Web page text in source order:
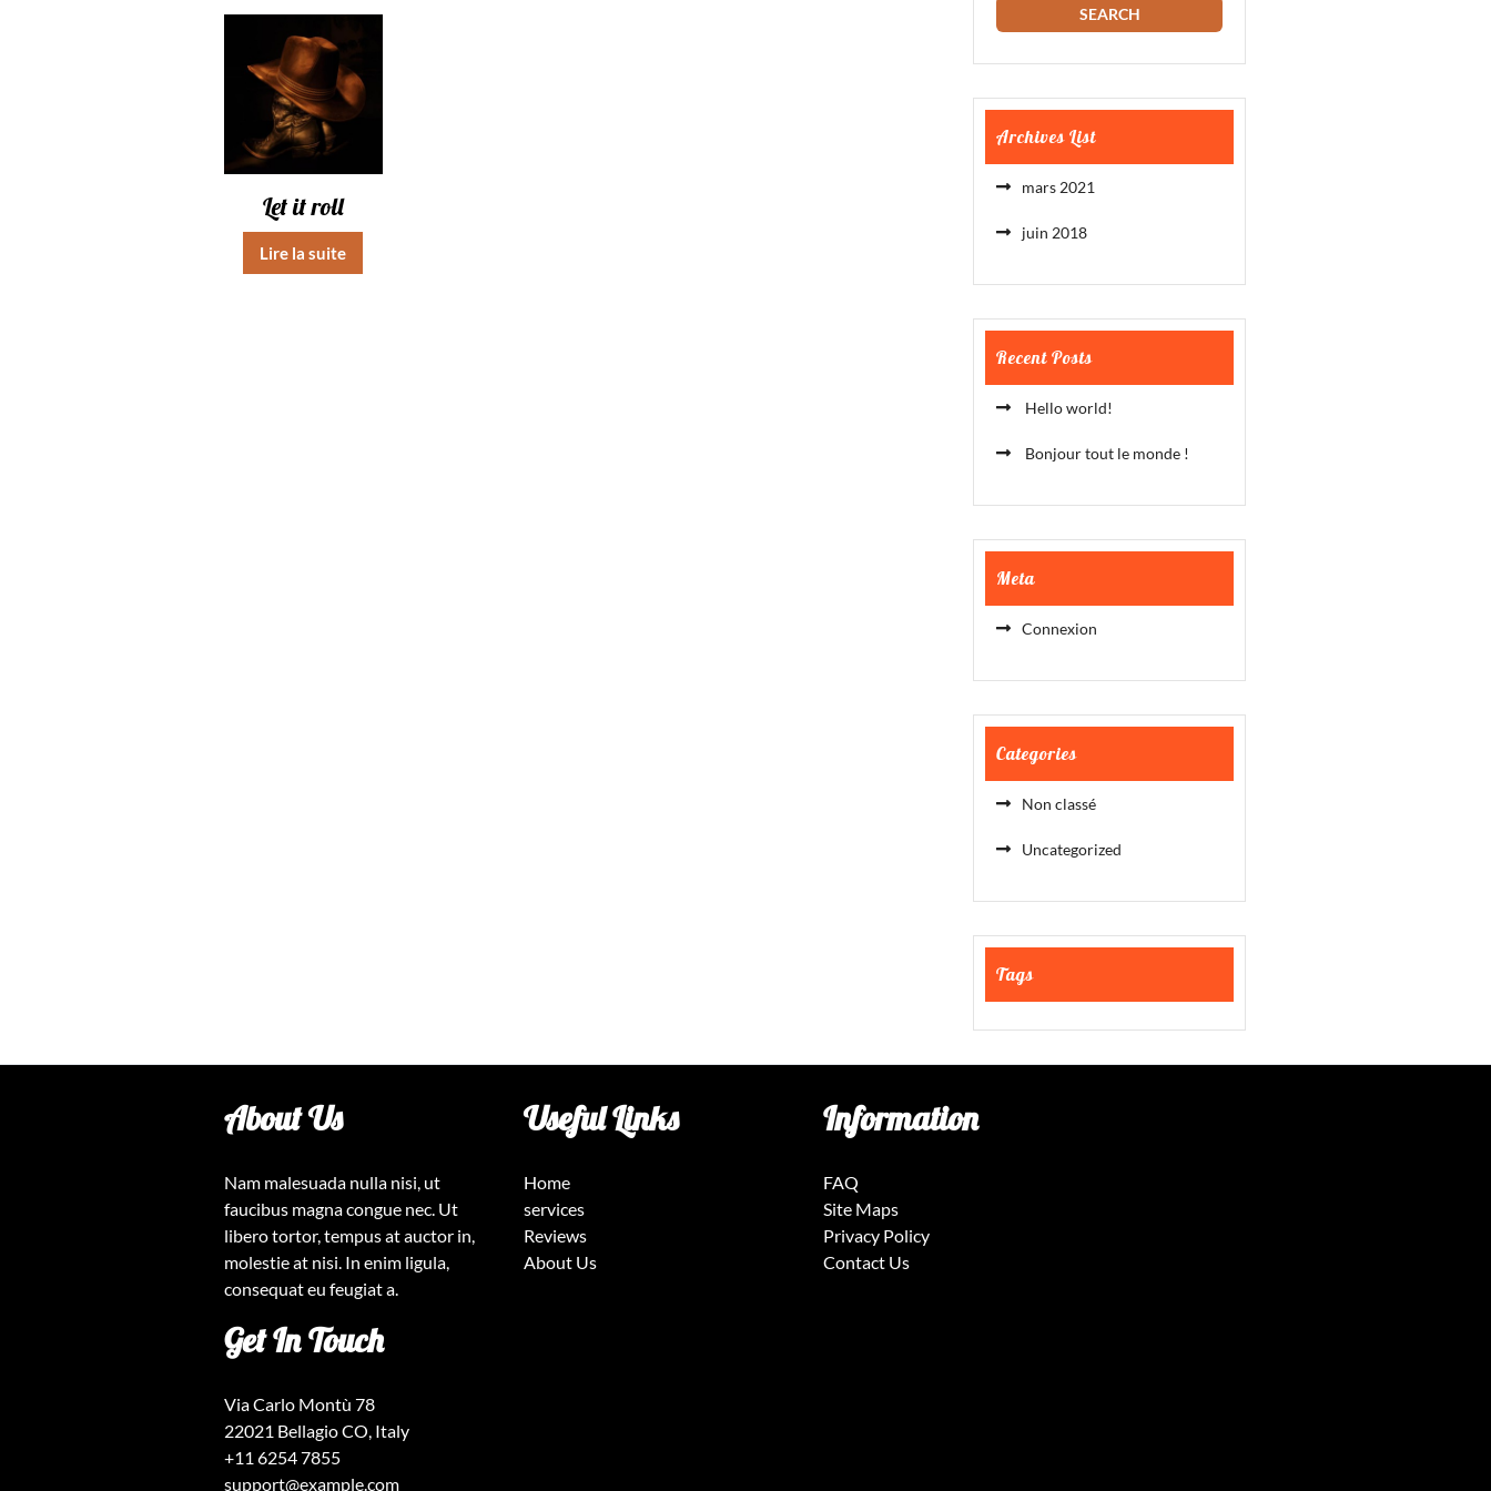
Let it roll
Lire la suite
Archives List
mars 2021
juin 2018
Recent Posts
Hello world!
Bonjour tout le monde !
Meta
Connexion
Categories
Non classé
Uncategorized
Tags
About Us
Nam malesuada nulla nisi, ut
faucibus magna congue nec. Ut
libero tortor, tempus at auctor in,
molestie at nisi. In enim ligula,
consequat eu feugiat a.
Useful Links
Home
services
Reviews
About Us
Information
FAQ
Site Maps
Privacy Policy
Contact Us
Get In Touch
Via Carlo Montù 78
22021 Bellagio CO, Italy
+11 6254 7855
support@example.com